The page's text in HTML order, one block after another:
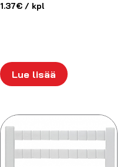
1.37€ / kpl
Lue lisää